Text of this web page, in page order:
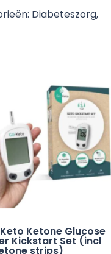
Diabeteszorg,
Ketone Glucose
Kickstart Set (incl
strips)